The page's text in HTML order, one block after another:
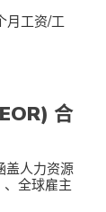
月工资/工
合
盖人力资源
、全球雇主